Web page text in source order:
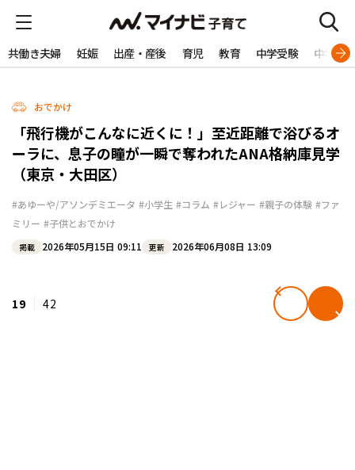
共働き夫婦 妊娠 出産・産後 育児 教育 中学受験 中学生
おでかけ
「飛行機がこんなに近くに！」至近距離で浴びるオ
ーラに、息子の瞳が一瞬で奪われたANA格納庫見学
（東京・大田区）
#あゆーや/アソンデミエータ #小学生 #コラム #レジャー #親子の体験 #ファ
ミリー #子供とおでかけ
掲載 2026年05月15日 09:11 更新 2026年06月08日 13:09
19 42